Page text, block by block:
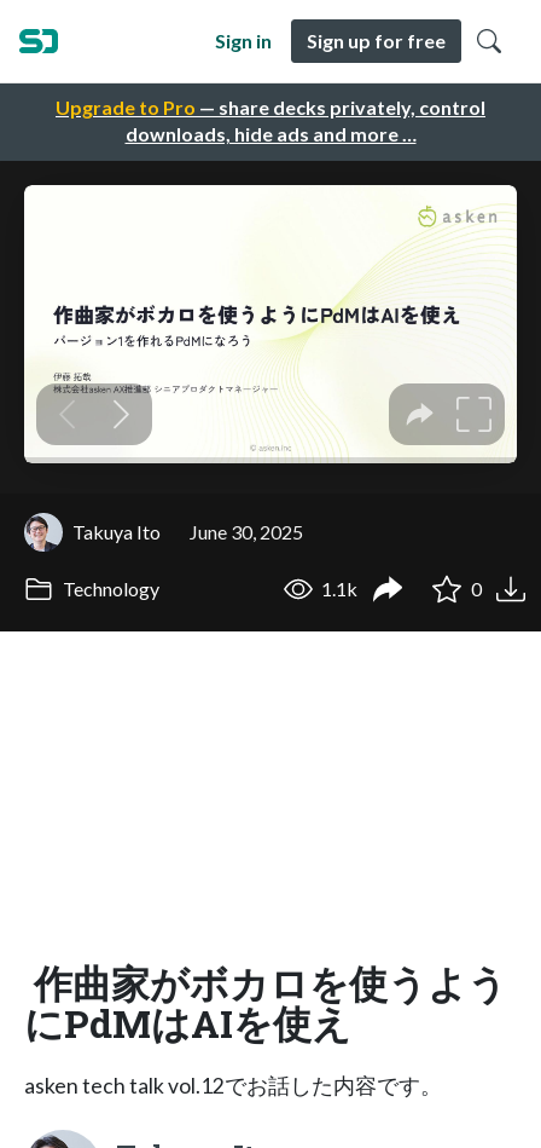
Upgrade to Pro — share decks privately, control
downloads, hide ads and more …
Sign in Sign up for free
Takuya Ito June 30, 2025
Technology 1.1k 0
作曲家がボカロを使うよう
にPdMはAIを使え
asken tech talk vol.12でお話した内容です。